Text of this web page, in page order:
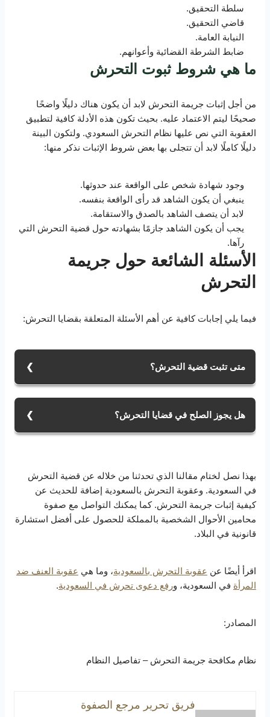
سلطة التحقيق.
قاضي التحقيق.
النيابة العامة.
ضابط الشرطة القضائية وأعوانهم.
ما هي شروط ثبوت التحرش
من أجل إثبات جريمة التحرش لابد أن يكون هناك دليلًا واضحًا
صحيحًا ليتم الاعتماد عليه. بحيث تكون هذه الأدلة كافية لتطبيق
العقوبة التي نص عليها نظام التحرش السعودي. ولتكون البينة
دليلًا كاملًا لابد أن تتجلى بها بعض شروط الإثبات نذكر منها:
وجود شهادة شخص على الواقعة عند حدوثها.
ينبغي أن يكون الشاهد قد رأى الواقعة بنفسه.
لابد أن يتصف الشاهد بالصدق والاستقامة.
يجب أن يكون الشاهد جازمًا بشهادته حول قضية التحرش التي
رآها.
الأسئلة الشائعة حول جريمة
التحرش
فيما يلي إجابات كافية عن أهم الأسئلة المتعلقة بقضايا التحرش:
متى تثبت قضية التحرش؟
طرف ثالث شاهد على واقعة الاعتداء على الضحية.
هل يجوز الصلح في قضايا التحرش؟
إنها تخص المجتمع كاملًا بالتالي لا يجوز التصالح فيها.
بهذا نصل لختام مقالنا الذي تحدثنا من خلاله عن قضية التحرش
في السعودية. وعقوبة التحرش بالسعودية إضافة للحديث عن
كيفية إثبات جريمة التحرش. كما يمكنك التواصل مع صفوة
محامين الأحوال الشخصية بالمملكة للحصول على أفضل استشارة
قانونية في البلاد.
اقرأ أيضًا عن عقوبة التحرش بالسعودية، وما هي عقوبة العنف ضد
المرأة في السعودية، ورفع دعوى تحرش في السعودية.
المصادر:
نظام مكافحة جريمة التحرش – تفاصيل النظام
فريق تحرير مرجع الصفوة